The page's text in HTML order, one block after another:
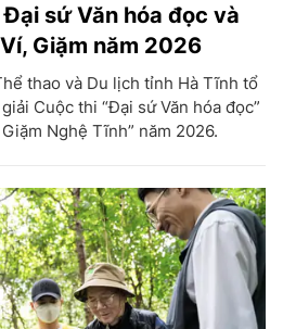
sứ Văn hóa đọc và
Giặm năm 2026
thao và Du lịch tỉnh Hà Tĩnh tổ
Cuộc thi “Đại sứ Văn hóa đọc”
Nghệ Tĩnh” năm 2026.